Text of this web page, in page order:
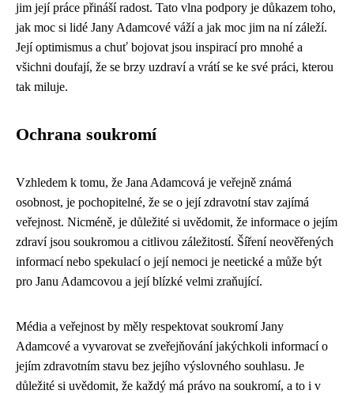
jim její práce přináší radost. Tato vlna podpory je důkazem toho,
jak moc si lidé Jany Adamcové váží a jak moc jim na ní záleží.
Její optimismus a chuť bojovat jsou inspirací pro mnohé a
všichni doufají, že se brzy uzdraví a vrátí se ke své práci, kterou
tak miluje.
Ochrana soukromí
Vzhledem k tomu, že Jana Adamcová je veřejně známá
osobnost, je pochopitelné, že se o její zdravotní stav zajímá
veřejnost. Nicméně, je důležité si uvědomit, že informace o jejím
zdraví jsou soukromou a citlivou záležitostí. Šíření neověřených
informací nebo spekulací o její nemoci je neetické a může být
pro Janu Adamcovou a její blízké velmi zraňující.
Média a veřejnost by měly respektovat soukromí Jany
Adamcové a vyvarovat se zveřejňování jakýchkoli informací o
jejím zdravotním stavu bez jejího výslovného souhlasu. Je
důležité si uvědomit, že každý má právo na soukromí, a to i v